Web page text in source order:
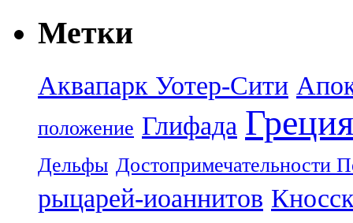
Метки
Аквапарк Уотер-Сити
положение Глифада Греция
Дельфы Достопримечательности
рыцарей-иоаннитов